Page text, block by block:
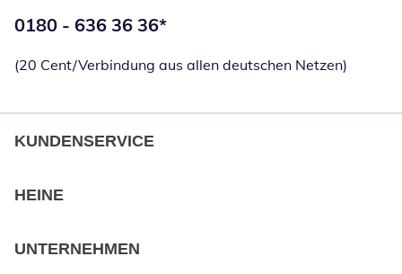
Telefonnummer:
0180 - 636 36 36*
(20 Cent/Verbindung aus allen deutschen Netzen)
KUNDENSERVICE
HEINE
UNTERNEHMEN